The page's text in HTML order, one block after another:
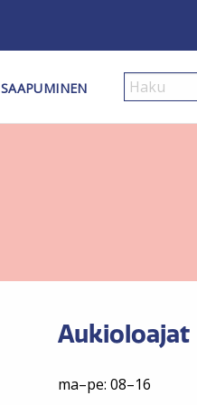
SAAPUMINEN Haku
Aukioloajat
ma–pe: 08–16